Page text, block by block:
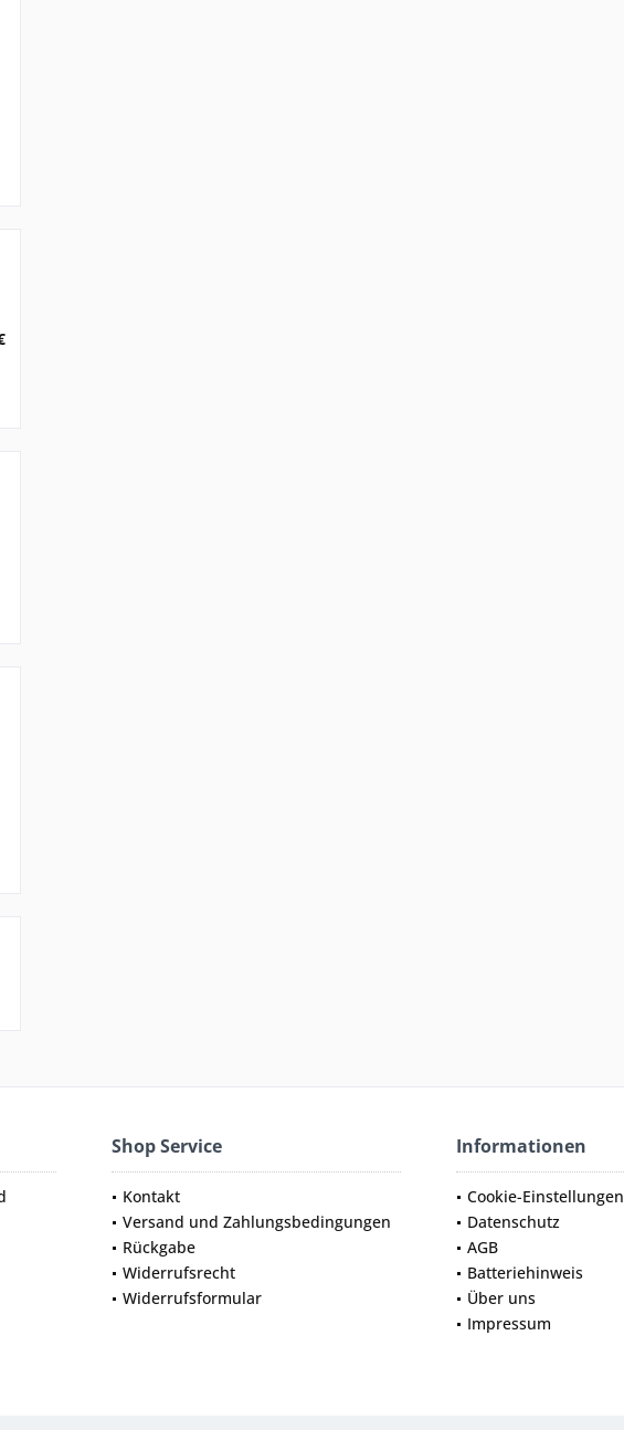
Shop Service
Kontakt
Versand und Zahlungsbedingungen
Rückgabe
Widerrufsrecht
Widerrufsformular
Informationen
Cookie-Einstellungen
Datenschutz
AGB
Batteriehinweis
Über uns
Impressum